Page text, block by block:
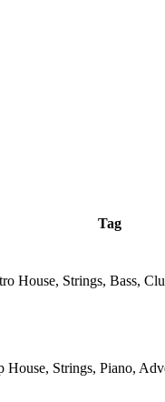
Tag
House, Strings, Bass,
House, Strings, Piano,